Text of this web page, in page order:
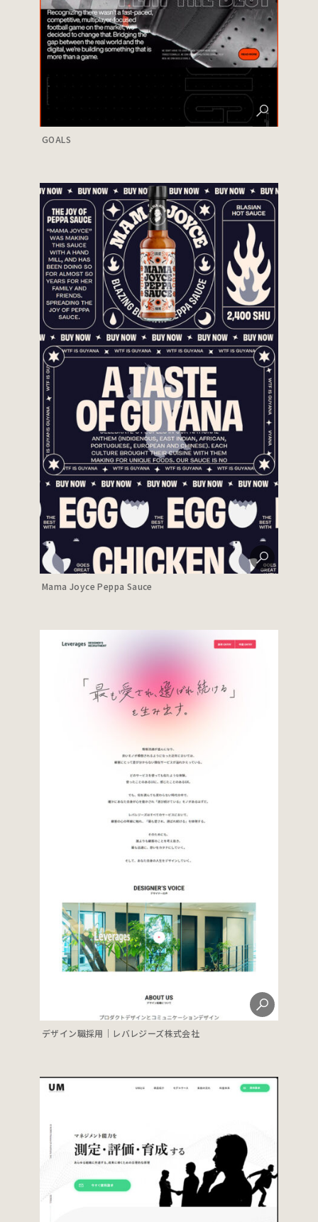
GOALS
Mama Joyce Peppa Sauce
デザイン職採用｜レバレジーズ株式会社